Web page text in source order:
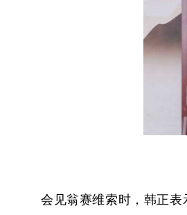
会见翁赛维索时，韩正